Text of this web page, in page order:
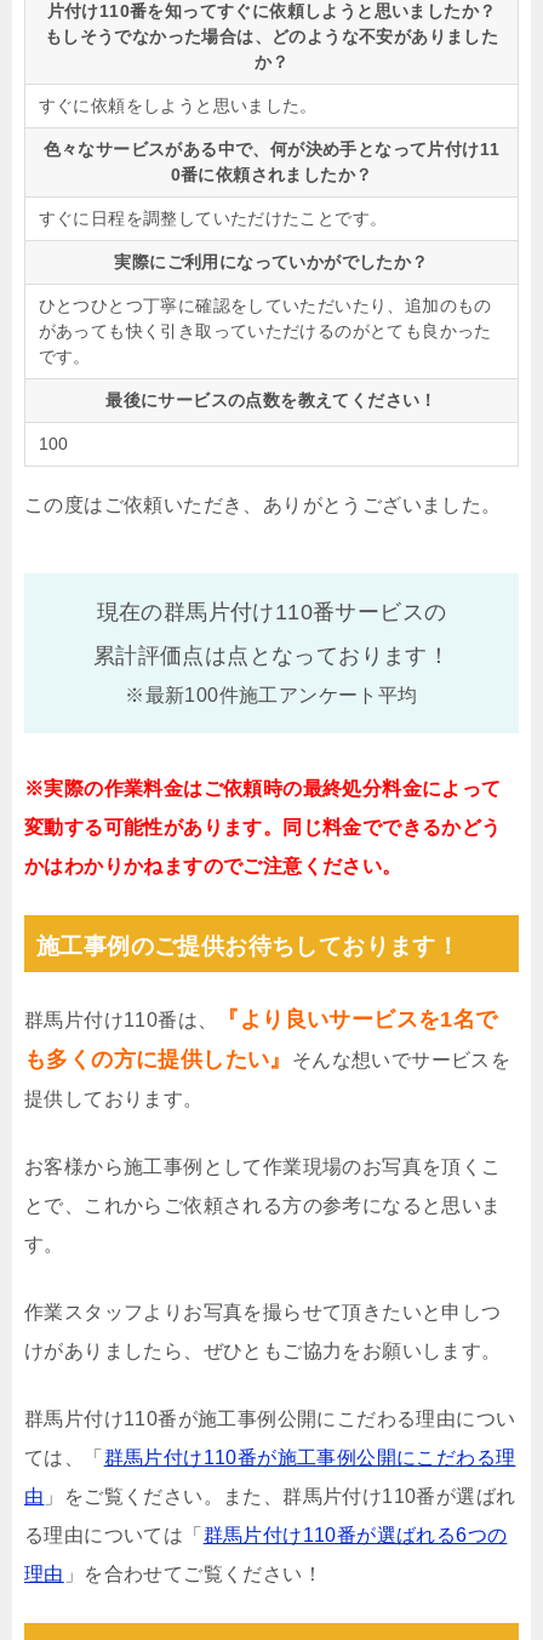
片付け110番を知ってすぐに依頼しようと思いましたか？
もしそうでなかった場合は、どのような不安がありました
か？
すぐに依頼をしようと思いました。
色々なサービスがある中で、何が決め手となって片付け11
0番に依頼されましたか？
すぐに日程を調整していただけたことです。
実際にご利用になっていかがでしたか？
ひとつひとつ丁寧に確認をしていただいたり、追加のもの
があっても快く引き取っていただけるのがとても良かった
です。
最後にサービスの点数を教えてください！
100
この度はご依頼いただき、ありがとうございました。
現在の群馬片付け110番サービスの
累計評価点は点となっております！
※最新100件施工アンケート平均
※実際の作業料金はご依頼時の最終処分料金によって
変動する可能性があります。同じ料金でできるかどう
かはわかりかねますのでご注意ください。
施工事例のご提供お待ちしております！
群馬片付け110番は、
『より良いサービスを1名で
も多くの方に提供したい』
そんな想いでサービスを
提供しております。
お客様から施工事例として作業現場のお写真を頂くこ
とで、これからご依頼される方の参考になると思いま
す。
作業スタッフよりお写真を撮らせて頂きたいと申しつ
けがありましたら、ぜひともご協力をお願いします。
群馬片付け110番が施工事例公開にこだわる理由につい
ては、「 群馬片付け110番が施工事例公開にこだわる理
由 」をご覧ください。また、群馬片付け110番が選ばれ
る理由については「 群馬片付け110番が選ばれる6つの
理由 」を合わせてご覧ください！